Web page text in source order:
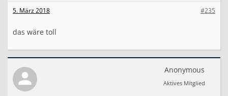
#235
5. März 2018
das wäre toll
Anonymous
Aktives Mitglied